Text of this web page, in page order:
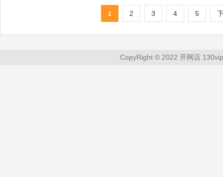
1 2 3 4 5
CopyRight © 2022 开网店